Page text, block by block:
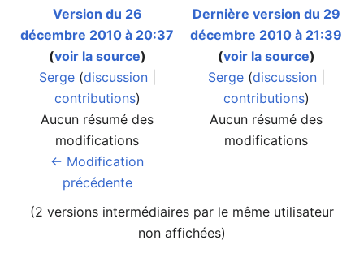
Version du 26
décembre 2010 à 20:37
(voir la source)
Serge (discussion|
contributions)
Aucun résumé des
modifications
← Modification
précédente
Dernière version du 29
décembre 2010 à 21:39
(voir la source)
Serge (discussion|
contributions)
Aucun résumé des
modifications
(2 versions intermédiaires par le même utilisateur
non affichées)